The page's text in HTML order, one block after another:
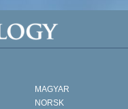
MAGYAR
NORSK